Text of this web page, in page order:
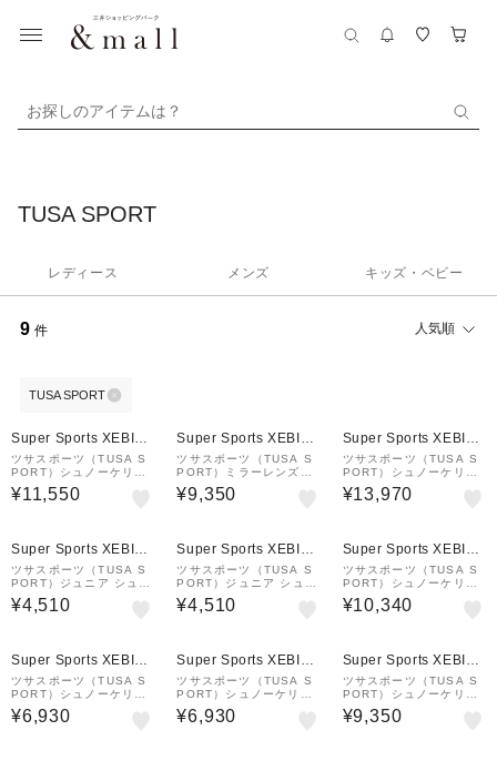
お探しのアイテムは？
TUSA SPORT
レディース メンズ キッズ・ベビー
9 件 人気順
TUSA SPORT
Super Sports XEBIO
&mall店
ツサスポーツ（TUSA S
PORT）シュノーケリン
グ プロシリーズ二眼 2点
セット UC0124 BKBK
¥11,550
Super Sports XEBIO
&mall店
ツサスポーツ（TUSA S
PORT）ミラーレンズシ
ュノーケル2点セット 25
UC0118M BKBKA
¥9,350
Super Sports XEBIO
&mall店
ツサスポーツ（TUSA S
PORT）シュノーケリン
グ プロシリーズミラー 2
点セット UC0126M BK
¥13,970
Super Sports XEBIO
&mall店
ツサスポーツ（TUSA S
PORT）ジュニア シュノ
ーケリング シリコン2点
セット UC0210 BKFY
¥4,510
Super Sports XEBIO
&mall店
ツサスポーツ（TUSA S
PORT）ジュニア シュノ
ーケリング シリコン2点
セット UC0210 CB
¥4,510
Super Sports XEBIO
&mall店
ツサスポーツ（TUSA S
PORT）シュノーケリン
グ プロシリーズ一眼 2点
セット UC0123 W
¥10,340
Super Sports XEBIO
&mall店
ツサスポーツ（TUSA S
PORT）シュノーケリン
グ2点セット広視界3眼タ
イプ 大人用 25UC0109
¥6,930
Super Sports XEBIO
&mall店
ツサスポーツ（TUSA S
PORT）シュノーケリン
グ2点セット広視界3眼タ
イプ 大人用 25UC0109
¥6,930
Super Sports XEBIO
&mall店
ツサスポーツ（TUSA S
PORT）シュノーケリン
グ シリコン2点セット U
C0118M BKMDRB
¥9,350